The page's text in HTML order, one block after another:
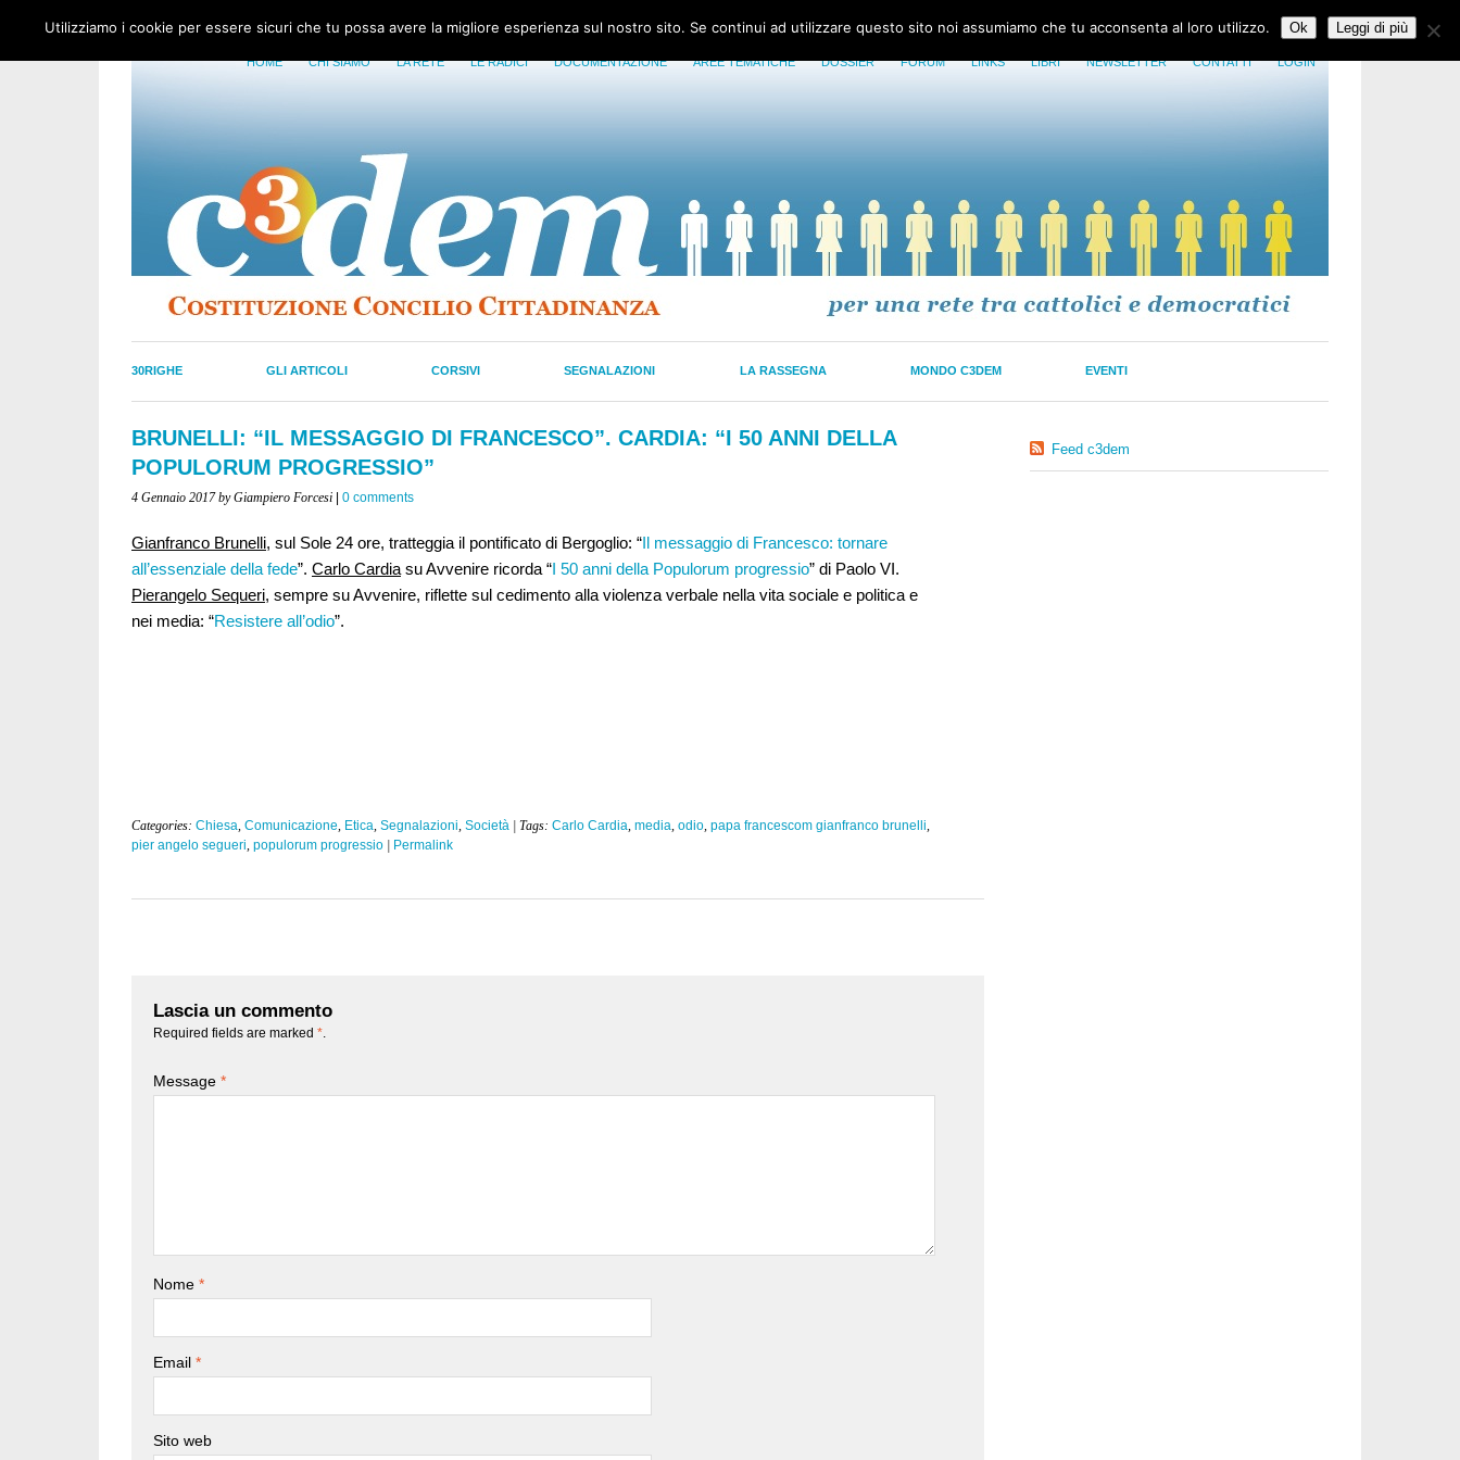
HOME CHI SIAMO LA RETE LE RADICI DOCUMENTAZIONE AREE TEMATICHE DOSSIER FORUM LINKS LIBRI NEWSLETTER CONTATTI LOGIN
30RIGHE GLI ARTICOLI CORSIVI SEGNALAZIONI LA RASSEGNA MONDO C3DEM EVENTI
BRUNELLI: “IL MESSAGGIO DI FRANCESCO”. CARDIA: “I 50 ANNI DELLA
POPULORUM PROGRESSIO”
4 Gennaio 2017 by Giampiero Forcesi 0 comments
Gianfranco Brunelli, sul Sole 24 ore, tratteggia il pontificato di Bergoglio: “Il messaggio di Francesco: tornare
all’essenziale della fede”. Carlo Cardia su Avvenire ricorda “I 50 anni della Populorum progressio” di Paolo VI.
Pierangelo Sequeri, sempre su Avvenire, riflette sul cedimento alla violenza verbale nella vita sociale e politica e
nei media: “Resistere all’odio”.
Categories: Chiesa, Comunicazione, Etica, Segnalazioni, Società | Tags: Carlo Cardia, media, odio, papa francescom gianfranco brunelli,
pier angelo segueri, populorum progressio Permalink
Lascia un commento
Required fields are marked *
Message *
Nome *
Email *
Sito web
Feed c3dem
Utilizziamo i cookie per essere sicuri che tu possa avere la migliore esperienza sul nostro sito. Se continui ad utilizzare questo sito noi assumiamo che tu acconsenta al loro utilizzo. Ok Leggi di più